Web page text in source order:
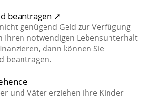
beantragen ➚
genügend Geld zur Verfügung
Ihren notwendigen Lebensunterhalt
dann können Sie
beantragen.
und Väter erziehen ihre Kinder